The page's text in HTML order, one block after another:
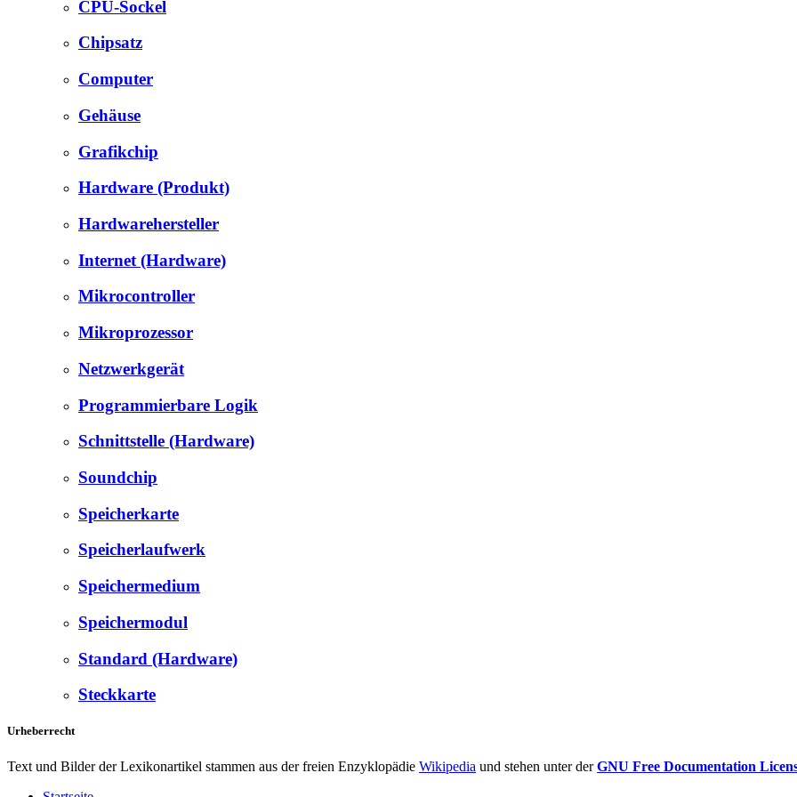
CPU-Sockel
Chipsatz
Computer
Gehäuse
Grafikchip
Hardware (Produkt)
Hardwarehersteller
Internet (Hardware)
Mikrocontroller
Mikroprozessor
Netzwerkgerät
Programmierbare Logik
Schnittstelle (Hardware)
Soundchip
Speicherkarte
Speicherlaufwerk
Speichermedium
Speichermodul
Standard (Hardware)
Steckkarte
Urheberrecht
Text und Bilder der Lexikonartikel stammen aus der freien Enzyklopädie Wikipedia und stehen unter derGNU Free Documentation